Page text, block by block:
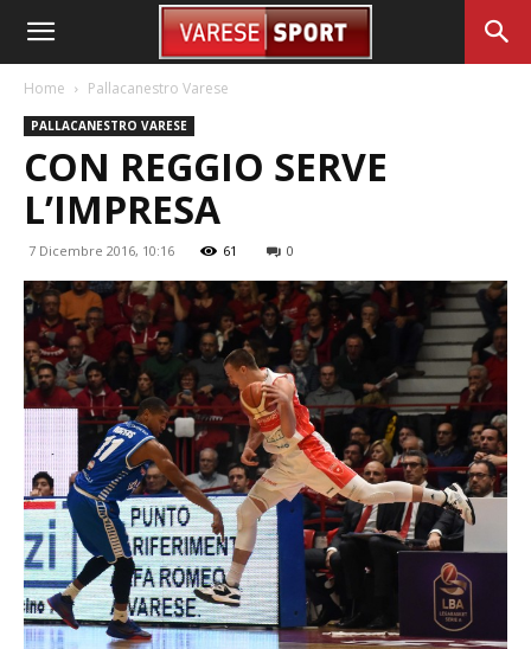
Home Pallacanestro Varese
PALLACANESTRO VARESE
CON REGGIO SERVE
L’IMPRESA
7 Dicembre 2016, 10:16 61 0